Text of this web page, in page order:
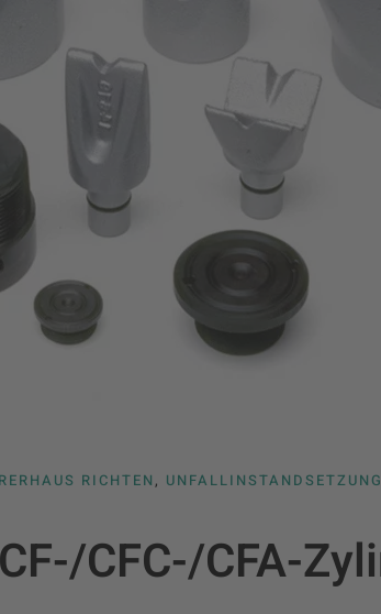
RICHTEN, UNFALLINSTANDSETZUNG
CFC-/CFA-